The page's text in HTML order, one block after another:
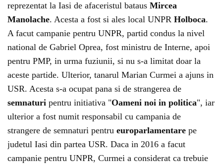
reprezentat la Iasi de afaceristul bataus Mircea
Manolache. Acesta a fost si ales local UNPR Holboca.
A facut campanie pentru UNPR, partid condus la nivel
national de Gabriel Oprea, fost ministru de Interne, apoi
pentru PMP, in urma fuziunii, si nu s-a limitat doar la
aceste partide. Ulterior, tanarul Marian Curmei a ajuns in
USR. Acesta s-a ocupat pana si de strangerea de
semnaturi pentru initiativa "Oameni noi in politica", iar
ulterior a fost numit responsabil cu campania de
strangere de semnaturi pentru europarlamentare pe
judetul Iasi din partea USR. Daca in 2016 a facut
campanie pentru UNPR, Curmei a considerat ca trebuie